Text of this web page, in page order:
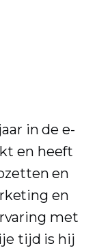
in de e-
en heeft
en
en
met
tijd is hij